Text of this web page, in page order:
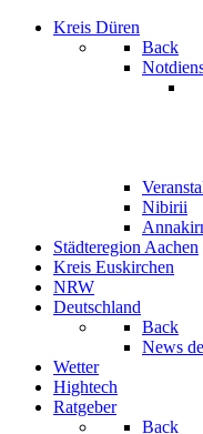
Kreis Düren
Back
Nibirii
Städteregion Aachen
Kreis Euskirchen
NRW
Deutschland
Back
News
Wetter
Hightech
Ratgeber
Back